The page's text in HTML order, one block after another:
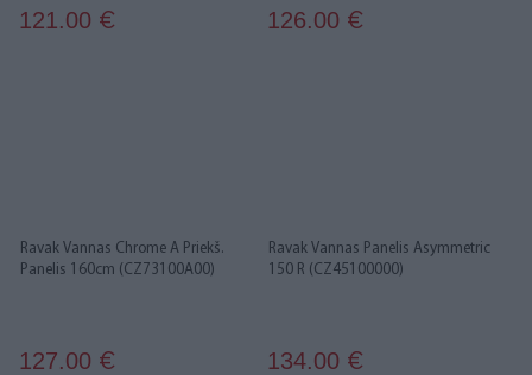
121.00 € 126.00 €
Ravak Vannas Chrome A Priekš.
Panelis 160cm (CZ73100A00)
127.00 €
Ravak Vannas Panelis Asymmetric
150 R (CZ45100000)
134.00 €